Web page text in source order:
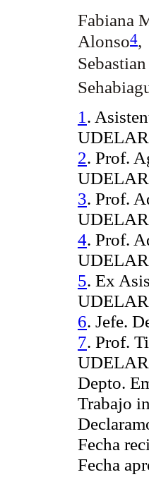
Fabiana
Alonso4,
Sebastian
1 .
2. Prof.
3. Prof.
4. Prof.
5. Ex
6. Jefe.
7. Prof.
Depto.
Trabajo
Fecha
Fecha